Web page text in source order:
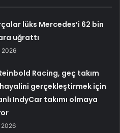
lüks Mercedes’i 62 bin
uğrattı
2026
Racing, geç takım
gerçekleştirmek için
IndyCar takımı olmaya
2026